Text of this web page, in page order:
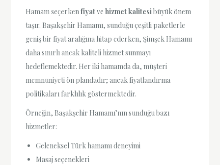
Hamam seçerkenfiyatvehizmet kalitesibüyük önem
taşır. Başakşehir Hamamı, sunduğu çeşitli paketlerle
geniş bir fiyat aralığına hitap ederken, Şimşek Hamamı
daha sınırlı ancak kaliteli hizmet sunmayı
hedeflemektedir. Her iki hamamda da, müşteri
memnuniyeti ön plandadır; ancak fiyatlandırma
politikaları farklılık göstermektedir.
Örneğin, Başakşehir Hamamı’nın sunduğu bazı
hizmetler:
Geleneksel Türk hamamı deneyimi
Masaj seçenekleri